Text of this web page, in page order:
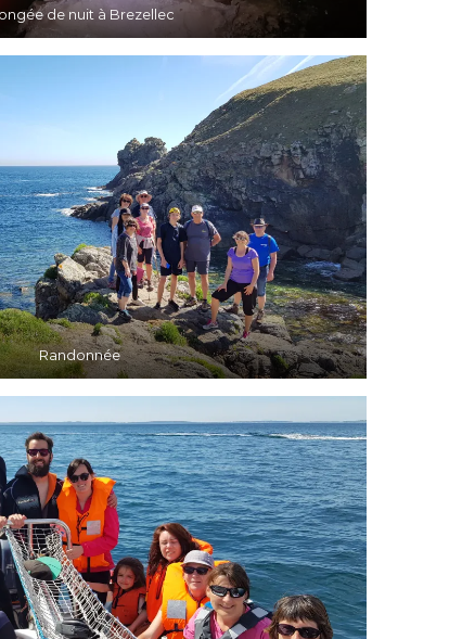
de nuit à Brezellec
Randonnée